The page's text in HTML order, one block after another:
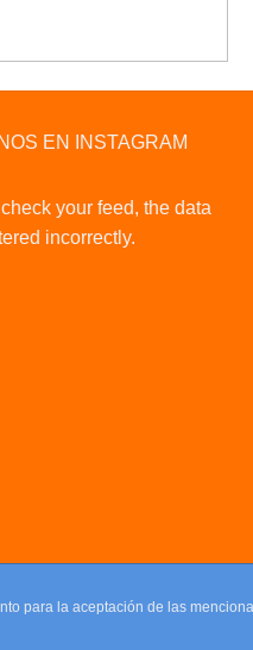
EN INSTAGRAM
your feed, the data
incorrectly.
para la aceptación de las